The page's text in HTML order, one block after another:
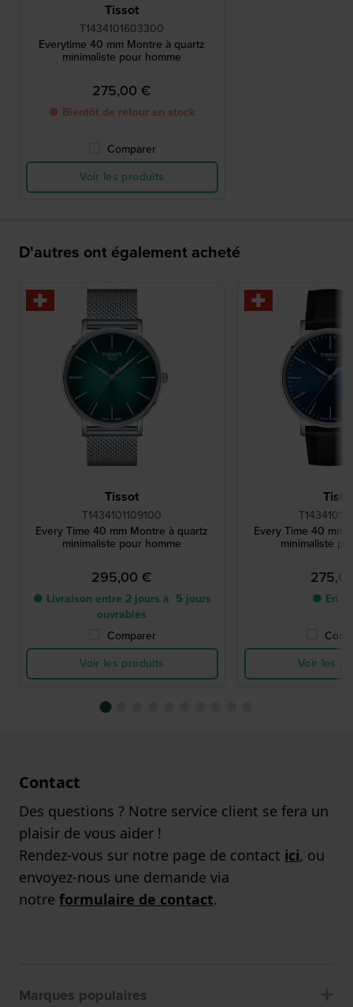
Tissot
T1434101603300
Everytime 40 mm Montre à quartz
minimaliste pour homme
275,00 €
● Bientôt de retour en stock
Comparer
Voir les produits
D'autres ont également acheté
Tissot
T1434101109100
Every Time 40 mm Montre à quartz
minimaliste pour homme
295,00 €
● Livraison entre 2 jours à 5 jours
ouvrables
Comparer
Voir les produits
Every Time 40 mm
minimaliste
● En
Voir les
Contact
Des questions ? Notre service client se fera un
plaisir de vous aider !
Rendez-vous sur notre page de contact ici, ou
envoyez-nous une demande via
notre formulaire de contact.
Marques populaires